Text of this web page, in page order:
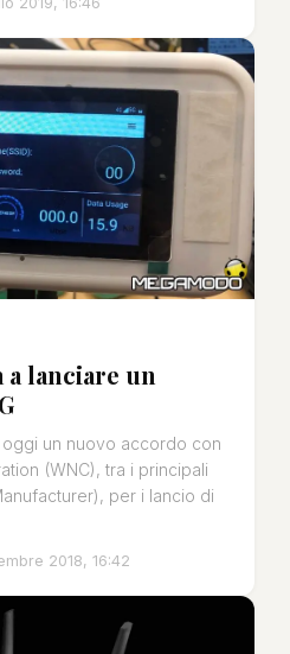
lanciare un
oggi un nuovo accordo con
(WNC), tra i principali
per i lancio di
2018, 16:42